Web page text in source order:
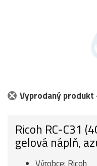
Vyprodaný produkt
Ricoh RC-C31
gelová náplň,
Výrobce: Ricoh